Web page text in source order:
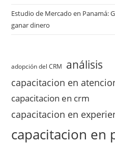
Estudio de Mercado en Panamá:
ganar dinero
adopción del CRM análisis
capacitacion en
capacitacion en crm
capacitacion en
capacitacion en